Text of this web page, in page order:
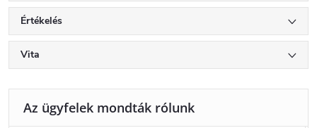
Értékelés
Vita